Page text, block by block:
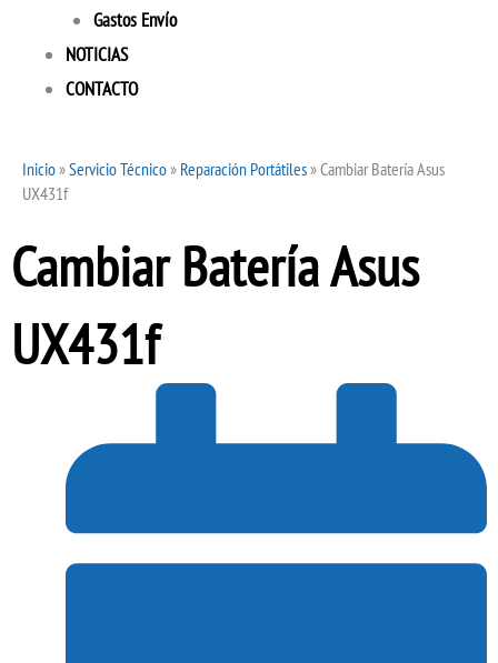
Gastos Envío
NOTICIAS
CONTACTO
Inicio»Servicio Técnico»Reparación Portátiles»Cambiar Batería Asus
UX431f
Cambiar Batería Asus
UX431f